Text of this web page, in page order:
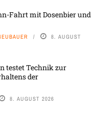
Fahrt mit Dosenbier und
8. AUGUST
testet Technik zur
der
8. AUGUST 2026